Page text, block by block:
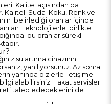
Kalite açısından da
Kaliteli Suda Koku, Renk ve
belirlediği oranlar içinde
Teknolojilerle birlikte
bu oranlar sürekli
su artıma cihazının
yanılıyorsunuz. Az sonra
yanında bizlerle iletişime
alabilirsiniz. Fakat servisler
talep edeceklerini de